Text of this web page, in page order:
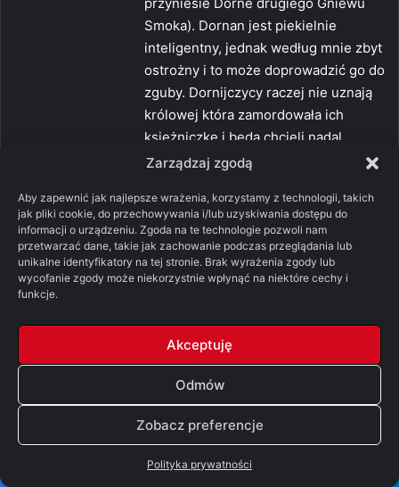
Zarządzaj zgodą
Aby zapewnić jak najlepsze wrażenia, korzystamy z technologii, takich
jak pliki cookie, do przechowywania i/lub uzyskiwania dostępu do
informacji o urządzeniu. Zgoda na te technologie pozwoli nam
przetwarzać dane, takie jak zachowanie podczas przeglądania lub
unikalne identyfikatory na tej stronie. Brak wyrażenia zgody lub
wycofanie zgody może niekorzystnie wpłynąć na niektóre cechy i
funkcje.
Akceptuję
Odmów
Zobacz preferencje
Polityka prywatności
Smoka). Dornan jest piekielnie
inteligentny, jednak według mnie zbyt
ostrożny i to może doprowadzić go do
zguby. Dornijczycy raczej nie uznają
królowej która zamordowała ich
ksieżniczkę i będą chcieli nadal
prowadzić otwartą wojnę. Tą sytuację
chcący na nowo przejąć władzę w
księstwie.
Jednak jeśli Arianne by przeżyła,
prawdopodobnie zostałaby
Dornijczycy uznaliby decyzję swojego
0
Odpowiedz